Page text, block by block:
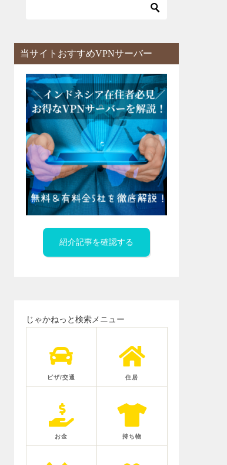
当サイトおすすめVPNサーバー
紹介記事を確認する
じゃかねっと検索メニュー
ビザ/交通 住居
お金 持ち物